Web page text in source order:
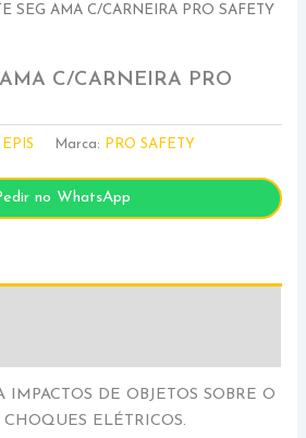
SEG AMA C/CARNEIRA PRO SAFETY
C/CARNEIRA PRO
EPIS Marca: PRO SAFETY
no WhatsApp
IMPACTOS DE OBJETOS SOBRE O
ELÉTRICOS.